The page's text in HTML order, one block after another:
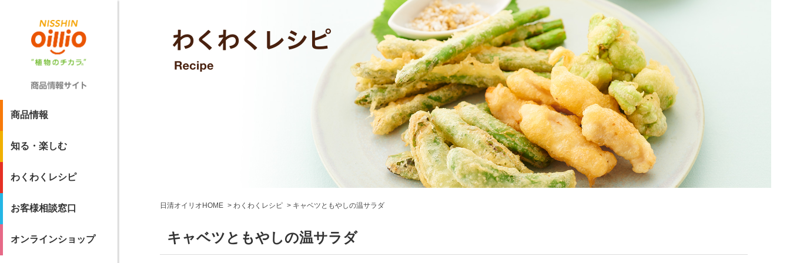
商品情報
知る・楽しむ
わくわくレシピ
お客様相談窓口
オンラインショップ
日清オイリオHOME わくわくレシピ キャベツともやしの温サラダ
キャベツともやしの温サラダ